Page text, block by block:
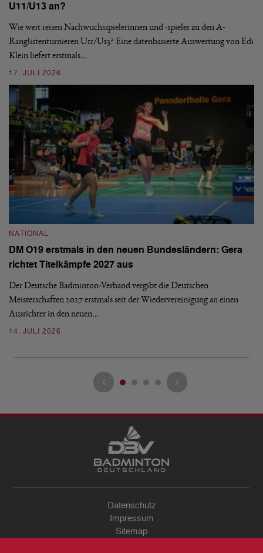
U11/U13 an?
Wie weit reisen Nachwuchsspielerinnen und -spieler zu den A-
Ranglistenturnieren U11/U13? Eine datenbasierte Auswertung von Edi
Klein liefert erstmals…
17. JULI 2026
NATIONAL
DM O19 erstmals in den neuen Bundesländern: Gera
richtet Titelkämpfe 2027 aus
Der Deutsche Badminton-Verband vergibt die Deutschen
Meisterschaften 2027 erstmals seit der Wiedervereinigung an einen
Ausrichter in den neuen…
14. JULI 2026
Datenschutz
Impressum
Sitemap